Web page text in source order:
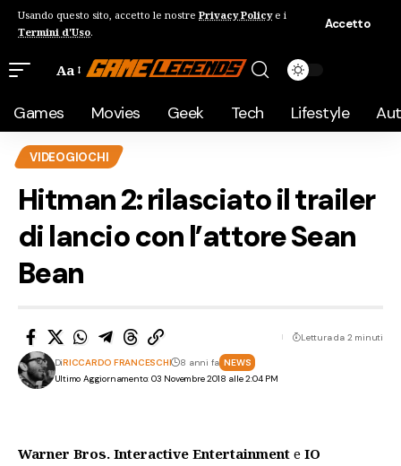
Usando questo sito, accetto le nostre Privacy Policye i
Termini d'Uso.
Accetto
Aa
Games Movies Geek Tech Lifestyle
VIDEOGIOCHI
Hitman 2: rilasciato il trailer
di lancio con l’attore Sean
Bean
Ultimo Aggiornamento: 03 Novembre 2018 alle 2:04 PM
DiRICCARDO FRANCESCHI 8 anni fa NEWS
Lettura da 2 minuti
Warner Bros. Interactive Entertainment e IO